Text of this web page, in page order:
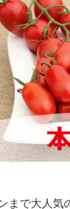
まで大人気